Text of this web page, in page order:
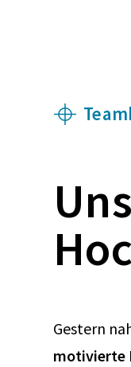
Gestern
motivierte